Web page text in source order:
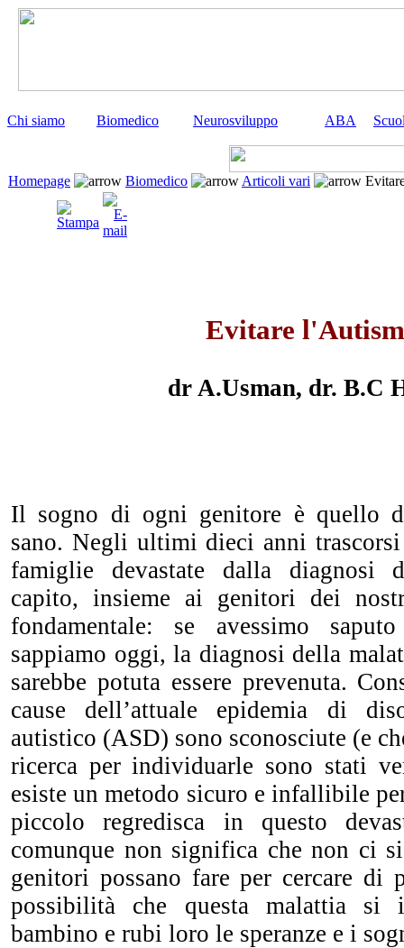
Chi siamo Biomedico Neurosviluppo ABA
Homepage Biomedico Articoli vari
Evitare
dr A.Usman, dr. B.C
Il sogno di ogni genitore è quello
sano. Negli ultimi dieci anni trascorsi
famiglie devastate dalla diagnosi
capito, insieme ai genitori dei
fondamentale: se avessimo
sappiamo oggi, la diagnosi della
sarebbe potuta essere prevenuta.
cause dell’attuale epidemia di
autistico (ASD) sono sconosciute (e
ricerca per individuarle sono stati
esiste un metodo sicuro e infallibile
piccolo regredisca in questo
comunque non significa che non ci
genitori possano fare per cercare di
possibilità che questa malattia si
bambino e rubi loro le speranze e i